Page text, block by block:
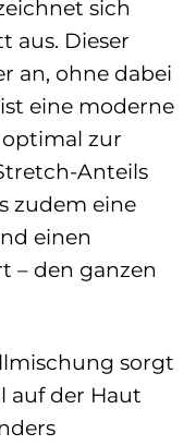
sich
aus. Dieser
an, ohne dabei
eine moderne
zur
Anteils
zudem eine
einen
– den ganzen
sorgt
auf der Haut